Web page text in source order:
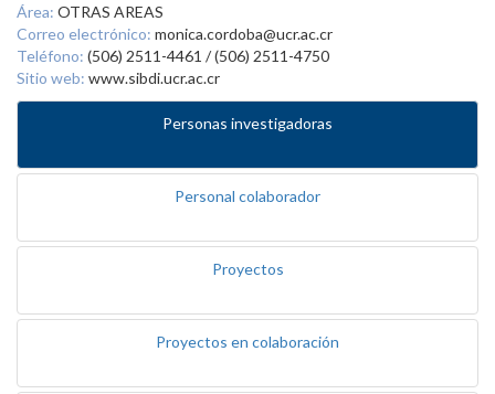
Área: OTRAS AREAS
Correo electrónico: monica.cordoba@ucr.ac.cr
Teléfono: (506) 2511-4461 / (506) 2511-4750
Sitio web: www.sibdi.ucr.ac.cr
Personas investigadoras
Personal colaborador
Proyectos
Proyectos en colaboración